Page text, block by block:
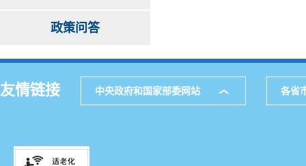
政策问答
友情链接 中央政府和国家部委网站 各省